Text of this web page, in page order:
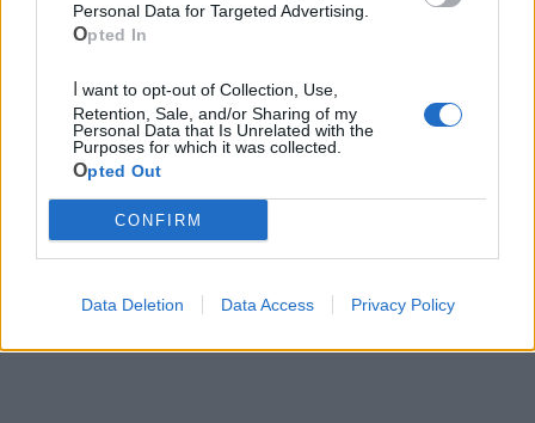
Personal Data for Targeted Advertising.
Opted In
Retention, Sale, and/or Sharing of my
Personal Data that Is Unrelated with the
Purposes for which it was collected.
Opted Out
CONFIRM
Data Deletion Data Access Privacy Policy
proprie che permettano di gestire al meglio le risorse
idriche che annualmente si riducono sempre di più,
garantendo un futuro certo agli agricoltori del territorio.